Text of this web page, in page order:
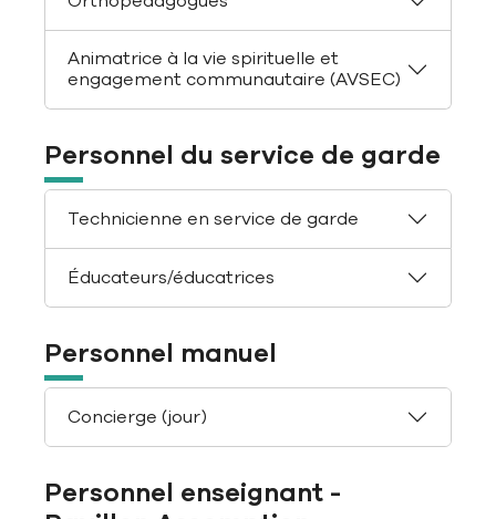
Animatrice à la vie spirituelle et
engagement communautaire (AVSEC)
Personnel du service de garde
Technicienne en service de garde
Éducateurs/éducatrices
Personnel manuel
Concierge (jour)
Personnel enseignant -